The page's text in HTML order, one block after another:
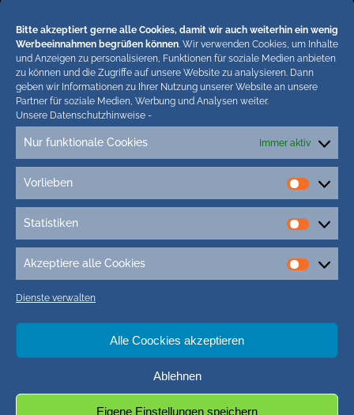
Bitte akzeptiert gerne alle Cookies, damit wir auch weiterhin ein wenig
Werbeeinnahmen begrüßen können. Wir verwenden Cookies, um Inhalte
und Anzeigen zu personalisieren, Funktionen für soziale Medien anbieten
zu können und die Zugriffe auf unsere Website zu analysieren. Dann
geben wir Informationen zu Ihrer Nutzung unserer Website an unsere
Partner für soziale Medien, Werbung und Analysen weiter.
Unsere Datenschutzhinweise -
Nur funktionale Cookies Immer aktiv
Vorlieben
Statistiken
Akzeptiere alle Cookies
Dienste verwalten
Alle Coockies akzeptieren
Ablehnen
Eigene Einstellungen speichern
Hiermit untersagen wir strengstens die komplette
Einbindung von Artikeln unserer Blogs in anderen
Online-Angeboten. Erlaubt sind lediglich
abgekürzte Teaser bis ca. 200 Zeichen plus Link
zum ganzen Artikel in unseren Blogs. Wir
behalten uns bei Verstössen rechtliche Schritte
vor. Die Redaktion!
Tags
400 Jahre FRiedrichstadt
Afrikanische Schweinepest (ASP)